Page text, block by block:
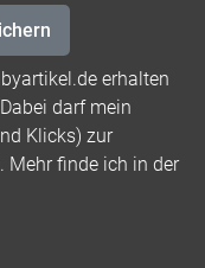
erhalten
darf mein
Klicks) zur
Mehr finde ich in der